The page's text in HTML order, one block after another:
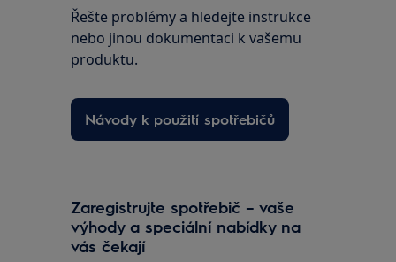
Řešte problémy a hledejte instrukce
nebo jinou dokumentaci k vašemu
produktu.
Návody k použití spotřebičů
Zaregistrujte spotřebič – vaše
výhody a speciální nabídky na
vás čekají